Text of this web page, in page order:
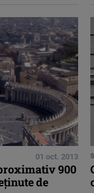
01 oct. 2013
900
de